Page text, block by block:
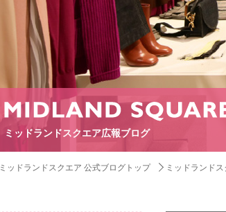
ミッドランドスクエア広報ブログ
ミッドランドスクエア 公式ブログトップ ミッドランド